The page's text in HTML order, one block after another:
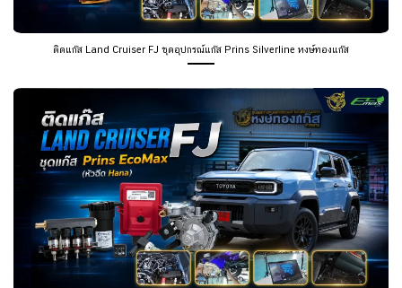
ติดแก๊ส Land Cruiser FJ ชุดอุปกรณ์แก๊ส Prins Silverline หงษ์ทองแก๊ส